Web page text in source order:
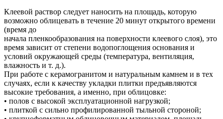
Клеевой раствор следует наносить на площадь, которую
возможно облицевать в течение 20 минут открытого времени
(время до
начала пленкообразования на поверхности клеевого слоя), это
время зависит от степени водопоглощения основания и
условий окружающей среды (температура, вентиляция,
влажность и т. д.).
При работе с керамогранитом и натуральным камнем и в тех
случаях, если к качеству укладки плитки предъявляются
высокие требования, а именно, при облицовке:
• полов с высокой эксплуатационной нагрузкой;
• плиткой с сильно профилированной тыльной стороной;